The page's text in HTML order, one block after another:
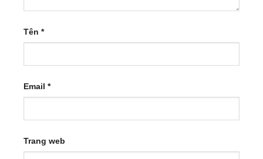
Tên *
Email *
Trang web